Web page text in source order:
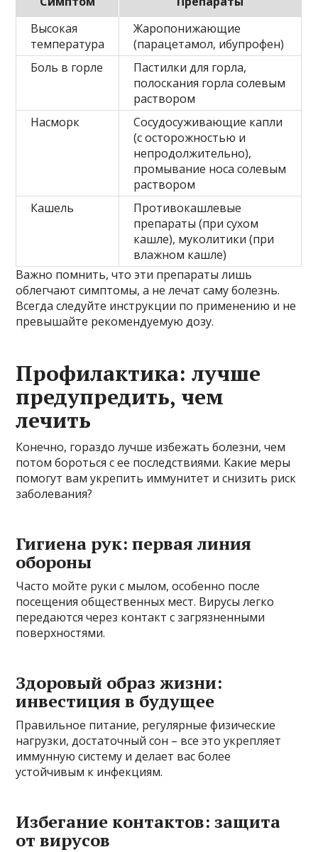
Высокая
температура
Жаропонижающие
(парацетамол, ибупрофен)
Боль в горле
Пастилки для горла,
полоскания горла солевым
раствором
Насморк
Сосудосуживающие капли
(с осторожностью и
непродолжительно),
промывание носа солевым
раствором
Кашель
Противокашлевые
препараты (при сухом
кашле), муколитики (при
влажном кашле)
Важно помнить, что эти препараты лишь
облегчают симптомы, а не лечат саму болезнь.
Всегда следуйте инструкции по применению и не
превышайте рекомендуемую дозу.
Профилактика: лучше
предупредить, чем
лечить
Конечно, гораздо лучше избежать болезни, чем
потом бороться с ее последствиями. Какие меры
помогут вам укрепить иммунитет и снизить риск
заболевания?
Гигиена рук: первая линия
обороны
Часто мойте руки с мылом, особенно после
посещения общественных мест. Вирусы легко
передаются через контакт с загрязненными
поверхностями.
Здоровый образ жизни:
инвестиция в будущее
Правильное питание, регулярные физические
нагрузки, достаточный сон – все это укрепляет
иммунную систему и делает вас более
устойчивым к инфекциям.
Избегание контактов: защита
от вирусов